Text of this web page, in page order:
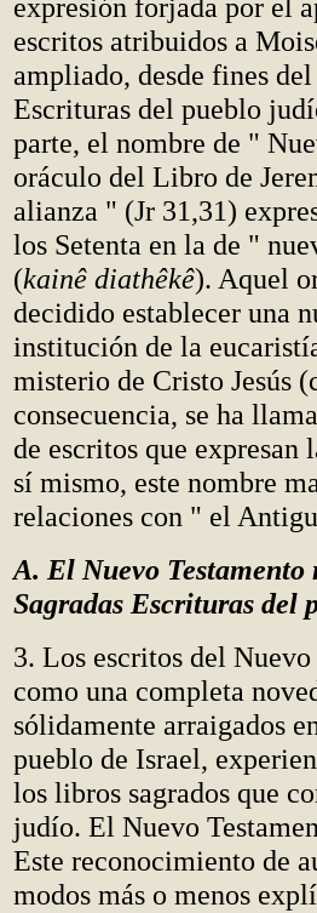
expresión forjada por el
escritos atribuidos a
ampliado, desde fines
Escrituras del pueblo
parte, el nombre de "
oráculo del Libro de
alianza " (Jr 31,31)
los Setenta en la de "
(kainê diathêkê). Aquel
decidido establecer una
institución de la
misterio de Cristo Jesús
consecuencia, se ha
de escritos que expresan
sí mismo, este nombre
relaciones con " el
A. El Nuevo
Sagradas Escrituras del
3. Los escritos del
como una completa
sólidamente arraigados
pueblo de Israel,
los libros sagrados que
judío. El Nuevo
Este reconocimiento de
modos más o menos